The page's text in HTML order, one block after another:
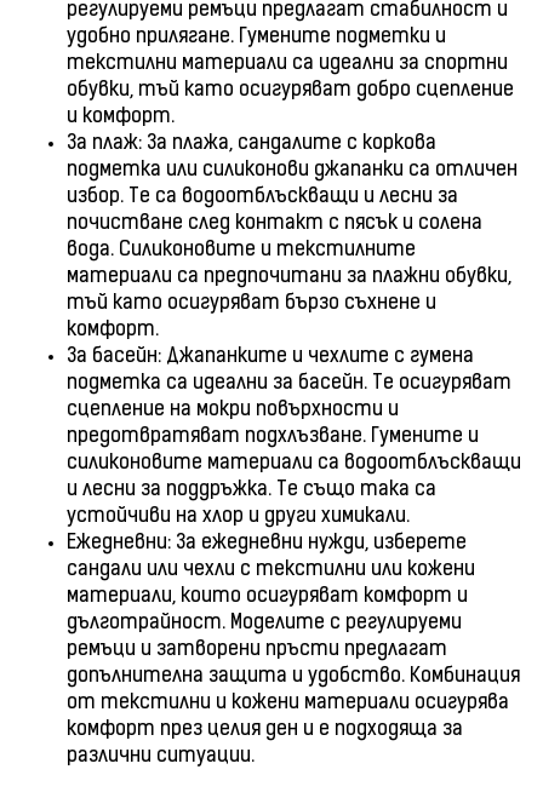
регулируеми ремъци предлагат стабилност и
удобно прилягане. Гумените подметки и
текстилни материали са идеални за спортни
обувки, тъй като осигуряват добро сцепление
и комфорт.
За плаж: За плажа, сандалите с коркова
подметка или силиконови джапанки са отличен
избор. Те са водоотблъскващи и лесни за
почистване след контакт с пясък и солена
вода. Силиконовите и текстилните
материали са предпочитани за плажни обувки,
тъй като осигуряват бързо съхнене и
комфорт.
За басейн: Джапанките и чехлите с гумена
подметка са идеални за басейн. Те осигуряват
сцепление на мокри повърхности и
предотвратяват подхлъзване. Гумените и
силиконовите материали са водоотблъскващи
и лесни за поддръжка. Те също така са
устойчиви на хлор и други химикали.
Ежедневни: За ежедневни нужди, изберете
сандали или чехли с текстилни или кожени
материали, които осигуряват комфорт и
дълготрайност. Моделите с регулируеми
ремъци и затворени пръсти предлагат
допълнителна защита и удобство. Комбинация
от текстилни и кожени материали осигурява
комфорт през целия ден и е подходяща за
различни ситуации.